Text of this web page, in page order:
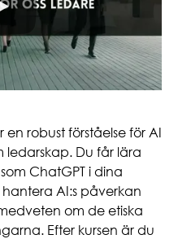
en robust förståelse för AI
ledarskap. Du får lära
ChatGPT i dina
hantera AI:s påverkan
om de etiska
Efter kursen är du